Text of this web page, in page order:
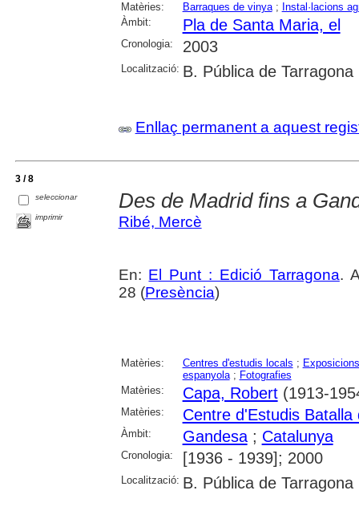
Matèries: Barraques de vinya; Instal·lacions
Àmbit:
Pla de Santa Maria, el
Cronologia: 2003
Localització: B. Pública de Tarragona
Enllaç permanent a aquest
3 / 8
seleccionar
imprimir
Des de Madrid fins a
Ribé, Mercè
En: El Punt : Edició Tarragona.
28 (Presència)
Matèries: Centres d'estudis locals ;
espanyola; Fotografies
Matèries:
Capa, Robert(1913-
Matèries: Centre d'Estudis Batalla
Àmbit: Gandesa; Catalunya
Cronologia: [1936 - 1939]; 2000
Localització: B. Pública de Tarragona